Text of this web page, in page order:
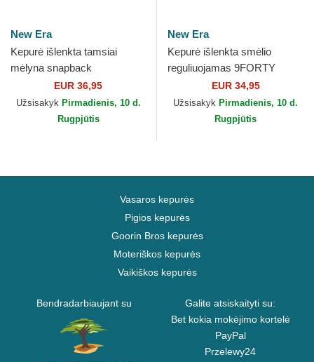
New Era
Kepurė išlenkta tamsiai
mėlyna snapback
9SEVENTY Stretch Snap
Iridiscent Chelsea Football
EUR 36,95
Užsisakyk Pirmadienis, 10 d.
Rugpjūtis
New Era
Kepurė išlenkta smėlio
reguliuojamas 9FORTY
World Series New York
Yankees MLB New Era
EUR 34,95
Užsisakyk Pirmadienis, 10 d.
Rugpjūtis
Vasaros kepurės
Pigios kepurės
Goorin Bros kepurės
Moteriškos kepurės
Vaikiškos kepurės
Bendradarbiaujant su
Galite atsiskaityti su:
Bet kokia mokėjimo kortelė
PayPal
Przelewy24